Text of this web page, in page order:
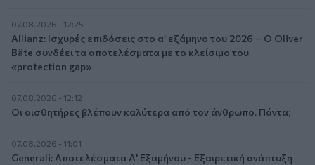
07.08.2026 - 12:25
Allianz: Ισχυρές επιδόσεις στο α’ εξάμηνο του 2026 – Ο Oliver
Bäte συνδέει τα αποτελέσματα με το κλείσιμο του
«protection gap»
07.08.2026 - 12:12
Οι αισθητήρες βλέπουν καλύτερα από τον άνθρωπο. Πάντα;
07.08.2026 - 11:01
Generali: Αποτελέσματα Α' Εξαμήνου - Εξαιρετική ανάπτυξη